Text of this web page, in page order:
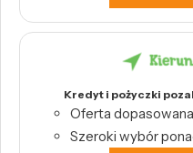
Kredyt i pożyczki
Oferta
Szeroki wybór